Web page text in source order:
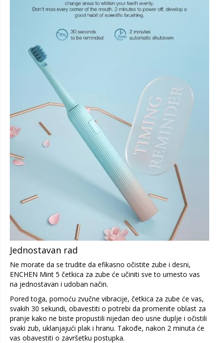
Jednostavan rad
Ne morate da se trudite da efikasno očistite zube i desni,
ENCHEN Mint 5 četkica za zube će učiniti sve to umesto vas
na jednostavan i udoban način.
Pored toga, pomoću zvučne vibracije, četkica za zube će vas,
svakih 30 sekundi, obavestiti o potrebi da promenite oblast za
pranje kako ne biste propustili nijedan deo usne duplje i očistili
svaki zub, uklanjajući plak i hranu. Takođe, nakon 2 minuta će
vas obavestiti o završetku postupka.